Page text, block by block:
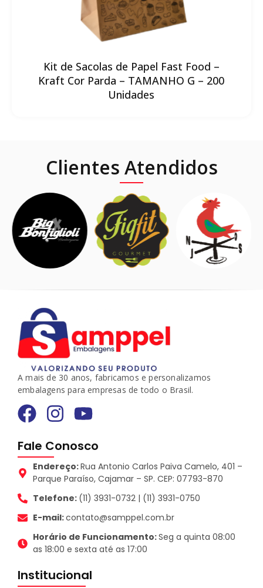
Kit de Sacolas de Papel Fast Food –
Kraft Cor Parda – TAMANHO G – 200
Unidades
Clientes Atendidos
A mais de 30 anos, fabricamos e personalizamos
embalagens para empresas de todo o Brasil.
Fale Conosco
Endereço:Rua Antonio Carlos Paiva Camelo, 401 –
Parque Paraíso, Cajamar – SP. CEP: 07793-870
Telefone: (11) 3931-0732 | (11) 3931-0750
E-mail:contato@samppel.com.br
Horário de Funcionamento:Seg a quinta 08:00
as 18:00 e sexta até as 17:00
Institucional